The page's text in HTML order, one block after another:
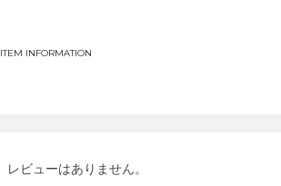
ITEM INFORMATION
レビューはありません。